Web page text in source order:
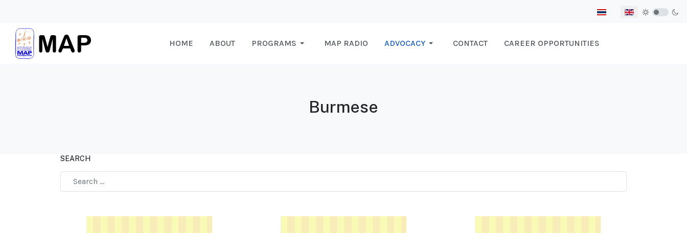
Select your language
HOME ABOUT PROGRAMS MAP RADIO ADVOCACY CONTACT CAREER OPPORTUNITIES
Burmese
SEARCH